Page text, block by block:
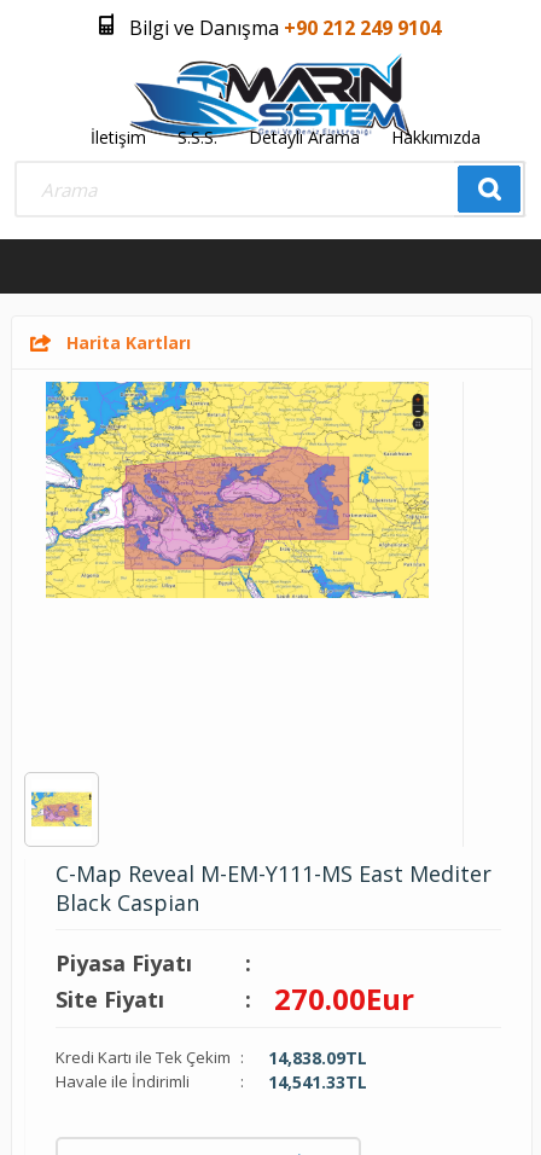
Bilgi ve Danışma +90 212 249 9104
İletişim S.S.S. Detaylı Arama Hakkımızda
Üye Girişi Üye Olmak İstiyorum
Harita Kartları
C-Map Reveal M-EM-Y111-MS East Mediter
Black Caspian
Piyasa Fiyatı
:
Site Fiyatı
: 270.00Eur
Kredi Kartı ile Tek Çekim : 14,838.09TL
Havale ile İndirimli : 14,541.33TL